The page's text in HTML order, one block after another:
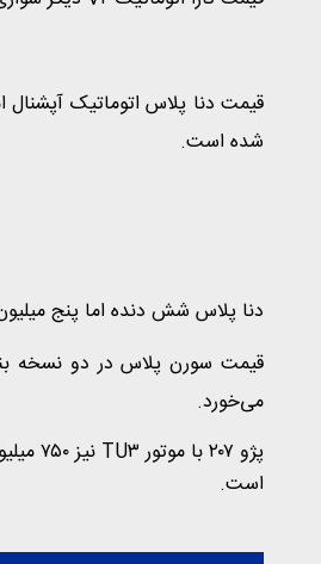
شده است.
دنا پلاس شش دنده اما پنج میلیون تومان ارزان شد
می‌خورد.
است.